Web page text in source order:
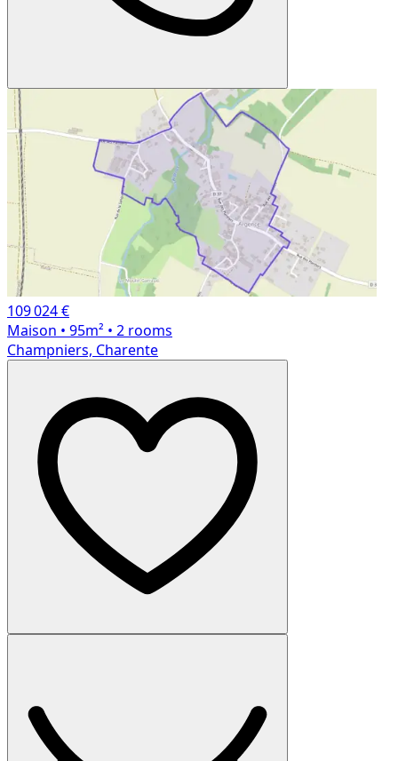
109 024 €
Maison • 95m² • 2 rooms
Champniers, Charente